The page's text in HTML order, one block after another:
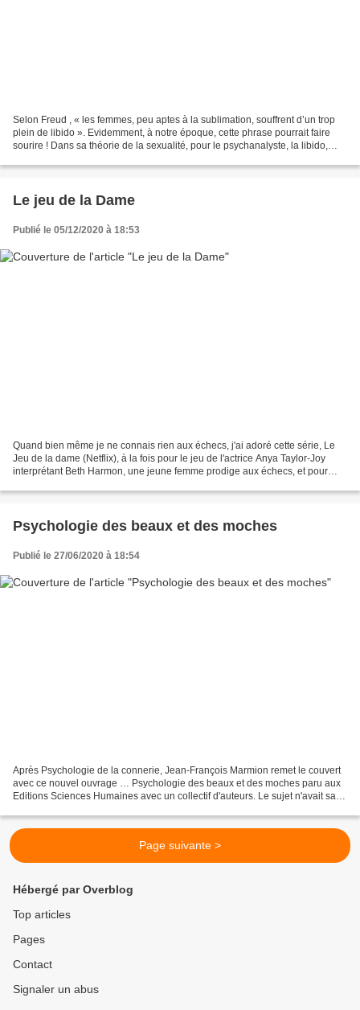
Selon Freud , « les femmes, peu aptes à la sublimation, souffrent d’un trop
plein de libido ». Evidemment, à notre époque, cette phrase pourrait faire
sourire ! Dans sa théorie de la sexualité, pour le psychanalyste, la libido,
Le jeu de la Dame
Publié le 05/12/2020 à 18:53
Quand bien même je ne connais rien aux échecs, j'ai adoré cette série, Le
Jeu de la dame (Netflix), à la fois pour le jeu de l'actrice Anya Taylor-Joy
interprétant Beth Harmon, une jeune femme prodige aux échecs, et pour
Psychologie des beaux et des moches
Publié le 27/06/2020 à 18:54
Après Psychologie de la connerie, Jean-François Marmion remet le couvert
avec ce nouvel ouvrage … Psychologie des beaux et des moches paru aux
Editions Sciences Humaines avec un collectif d'auteurs. Le sujet n'avait sans
Page suivante >
Hébergé par Overblog
Top articles
Pages
Contact
Signaler un abus